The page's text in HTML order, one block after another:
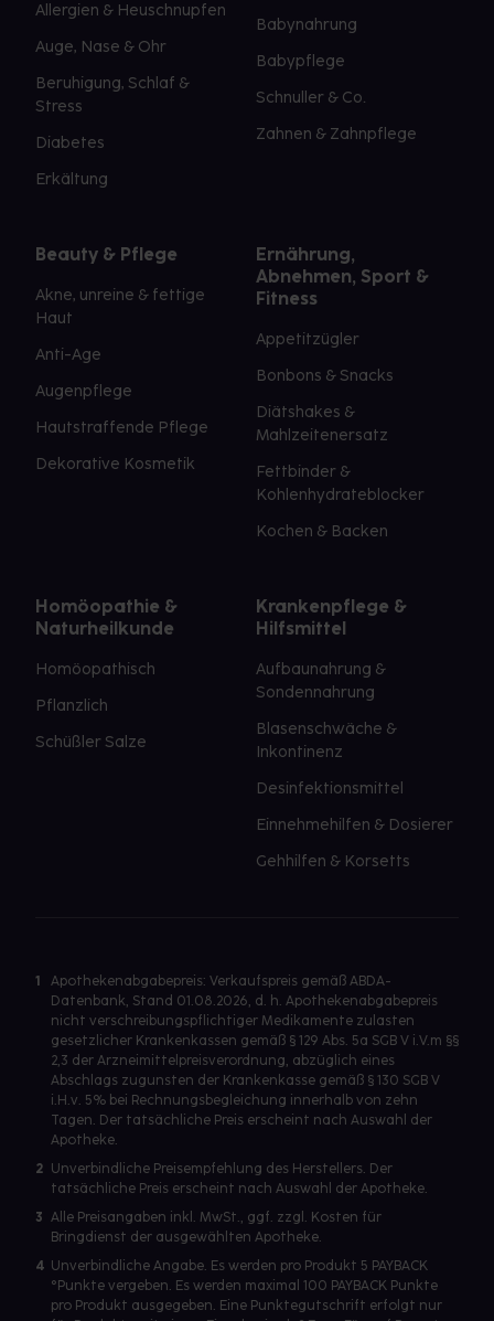
Allergien & Heuschnupfen
Auge, Nase & Ohr
Beruhigung, Schlaf &
Stress
Diabetes
Erkältung
Babynahrung
Babypflege
Schnuller & Co.
Zahnen & Zahnpflege
Beauty & Pflege
Akne, unreine & fettige
Haut
Anti-Age
Augenpflege
Hautstraffende Pflege
Dekorative Kosmetik
Ernährung,
Abnehmen, Sport &
Fitness
Appetitzügler
Bonbons & Snacks
Diätshakes &
Mahlzeitenersatz
Fettbinder &
Kohlenhydrateblocker
Kochen & Backen
Homöopathie &
Naturheilkunde
Homöopathisch
Pflanzlich
Schüßler Salze
Krankenpflege &
Hilfsmittel
Aufbaunahrung &
Sondennahrung
Blasenschwäche &
Inkontinenz
Desinfektionsmittel
Einnehmehilfen & Dosierer
Gehhilfen & Korsetts
1
Apothekenabgabepreis: Verkaufspreis gemäß ABDA-
Datenbank, Stand 01.08.2026, d. h. Apothekenabgabepreis
nicht verschreibungspflichtiger Medikamente zulasten
gesetzlicher Krankenkassen gemäß § 129 Abs. 5a SGB V i.V.m §§
2,3 der Arzneimittelpreisverordnung, abzüglich eines
Abschlags zugunsten der Krankenkasse gemäß § 130 SGB V
i.H.v. 5% bei Rechnungsbegleichung innerhalb von zehn
Tagen. Der tatsächliche Preis erscheint nach Auswahl der
Apotheke.
2 Unverbindliche Preisempfehlung des Herstellers. Der
tatsächliche Preis erscheint nach Auswahl der Apotheke.
3 Alle Preisangaben inkl. MwSt., ggf. zzgl. Kosten für
Bringdienst der ausgewählten Apotheke.
4 Unverbindliche Angabe. Es werden pro Produkt 5 PAYBACK
°Punkte vergeben. Es werden maximal 100 PAYBACK Punkte
pro Produkt ausgegeben. Eine Punktegutschrift erfolgt nur